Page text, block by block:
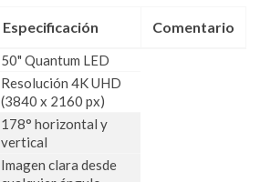
Especificación Comentario
50" Quantum LED
Resolución 4K UHD
(3840 x 2160 px)
178° horizontal y
vertical
Imagen clara desde